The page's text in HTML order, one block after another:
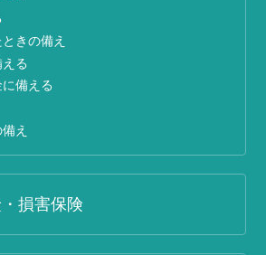
きの備え
る
備える
え
損害保険